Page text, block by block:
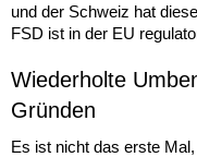
und der Schweiz hat
FSD ist in der EU
Wiederholte
Gründen
Es ist nicht das erste